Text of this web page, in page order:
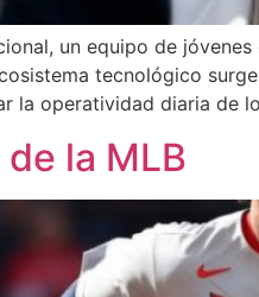
un equipo de
tecnológico
la operatividad diaria de
la MLB